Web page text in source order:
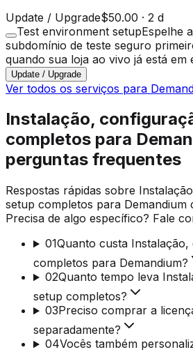
Update / Upgrade$50.00 · 2 d
Test environment setupEspelhe
subdomínio de teste seguro
quando sua loja ao vivo já está em
Update / Upgrade
Ver todos os serviços para
Instalação,
completos para
perguntas frequentes
Respostas rápidas sobre
setup completos para Demandium
Precisa de algo específico? Fale
01Quanto custa
completos para Demandium?
02Quanto tempo leva
setup completos?
03Preciso comprar a
separadamente?
04Vocês também